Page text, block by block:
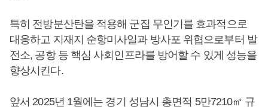
특히 전방분산탄을 적용해 군집 무인기를 효과적으로
대응하고 지재지 순항미사일과 방사포 위협으로부터 발
전소, 공항 등 핵심 사회인프라를 방어할 수 있게 성능을
향상시킨다.
앞서 2025년 1월에는 경기 성남시 총면적 5만7210㎡ 규